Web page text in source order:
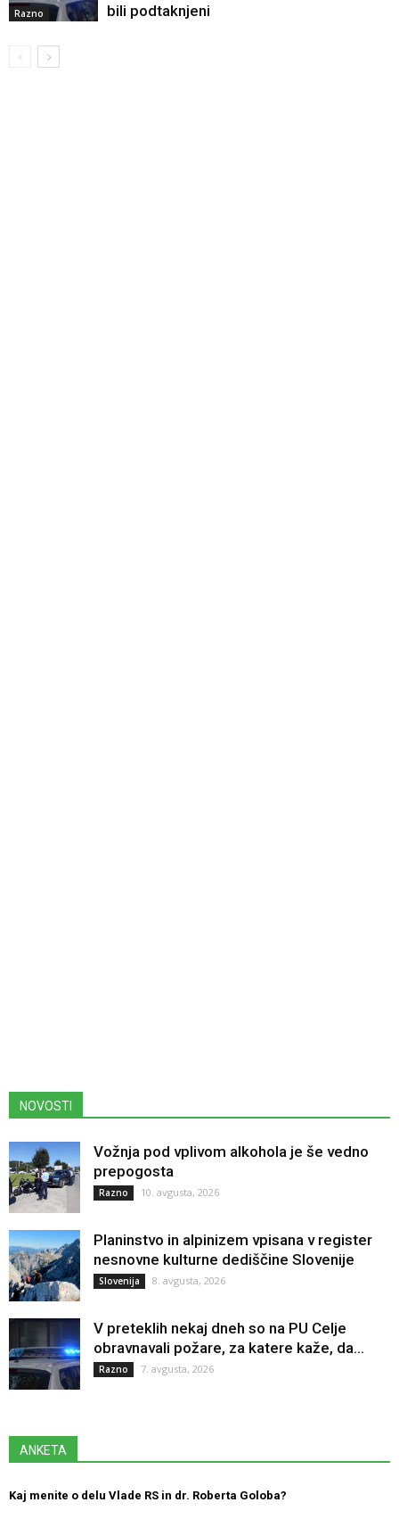
Razno bili podtaknjeni
NOVOSTI
Vožnja pod vplivom alkohola je še vedno
prepogosta
Razno 10. avgusta, 2026
Planinstvo in alpinizem vpisana v register
nesnovne kulturne dediščine Slovenije
Slovenija 8. avgusta, 2026
V preteklih nekaj dneh so na PU Celje
obravnavali požare, za katere kaže, da...
Razno 7. avgusta, 2026
ANKETA
Kaj menite o delu Vlade RS in dr. Roberta Goloba?